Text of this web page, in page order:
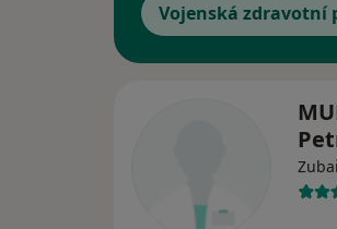
Vojenská zdravotní